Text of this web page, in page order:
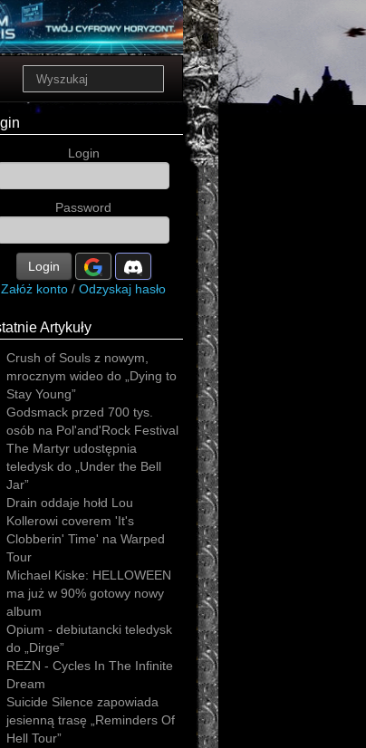
metal koncert progressive
rock punk koncert
Login
Password
Login
Załóż konto / Odzyskaj hasło
Artykuły
Crush of Souls z nowym,
mrocznym wideo do „Dying to
Stay Young”
Godsmack przed 700 tys.
osób na Pol'and'Rock Festival
The Martyr udostępnia
teledysk do „Under the Bell
Jar”
Drain oddaje hołd Lou
Kollerowi coverem 'It's
Clobberin' Time' na Warped
Tour
Michael Kiske: HELLOWEEN
ma już w 90% gotowy nowy
album
Opium - debiutancki teledysk
do „Dirge”
REZN - Cycles In The Infinite
Dream
Suicide Silence zapowiada
jesienną trasę „Reminders Of
Hell Tour”